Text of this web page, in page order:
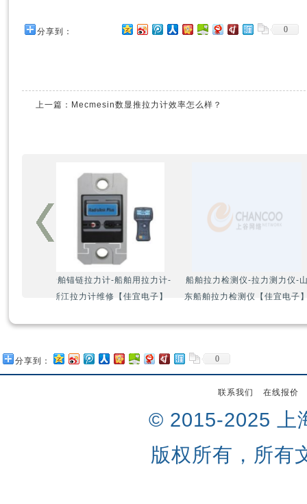
分享到： 0
上一篇： Mecmesin数显推拉力计效率怎么样？
船舶锚链拉力计-船舶用拉力计-
浙江拉力计维修【佳宜电子】
船舶拉力检测仪-拉力测
东船舶拉力检测仪【佳宜
分享到： 0
联系我们 在线报价
© 2015-2025 上
版权所有，所有